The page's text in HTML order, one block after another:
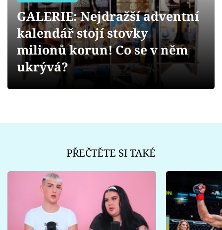
Videa
Sledujte prima+
GALERIE: Nejdražší adventní
kalendář stojí stovky
milionů korun! Co se v něm
ukrývá?
PŘEČTĚTE SI TAKÉ